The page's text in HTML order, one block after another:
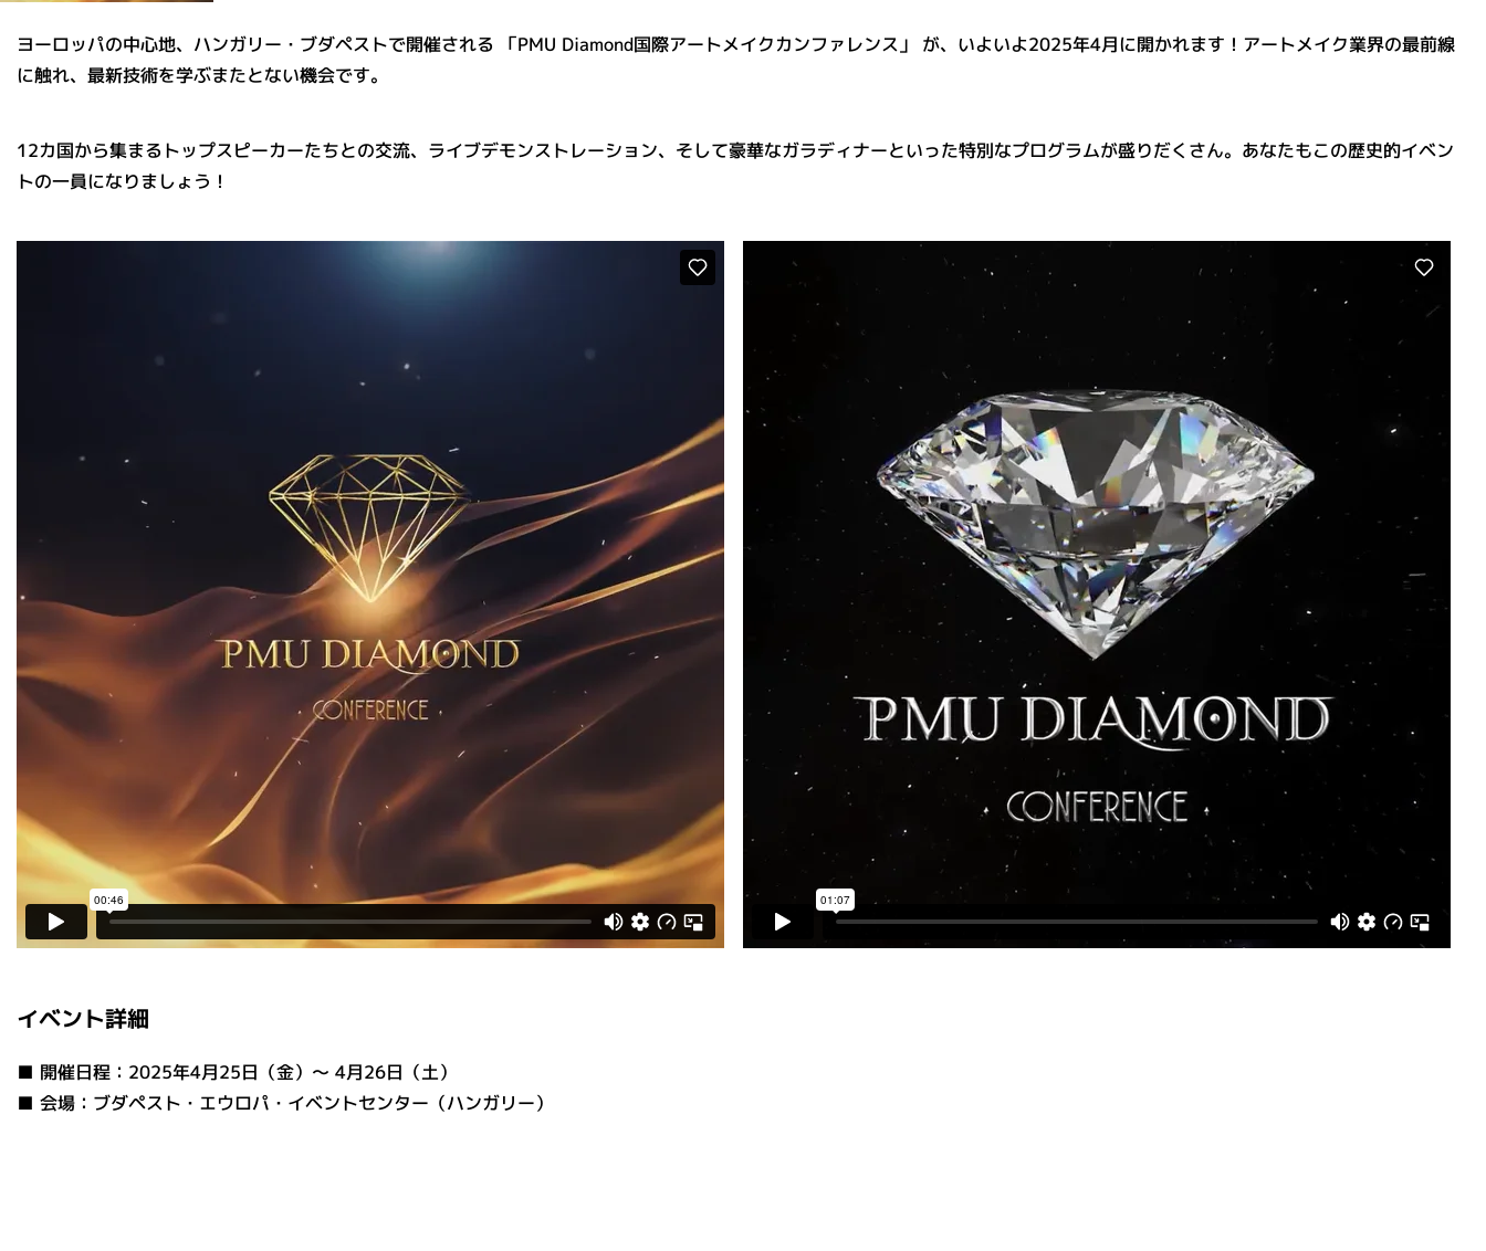
ヨーロッパの中心地、ハンガリー・ブダペストで開催される 「PMU Diamond国際アートメイクカンファレンス」 が、いよいよ2025年4月に開かれます！アートメイク業界の最前線
に触れ、最新技術を学ぶまたとない機会です。
12カ国から集まるトップスピーカーたちとの交流、ライブデモンストレーション、そして豪華なガラディナーといった特別なプログラムが盛りだくさん。あなたもこの歴史的イベン
トの一員になりましょう！
イベント詳細
■ 開催日程：2025年4月25日（金）～ 4月26日（土）
■ 会場：ブダペスト・エウロパ・イベントセンター（ハンガリー）